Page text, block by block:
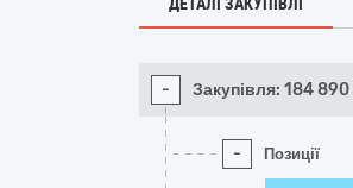
- Закупівля: 184 890
- Позиції